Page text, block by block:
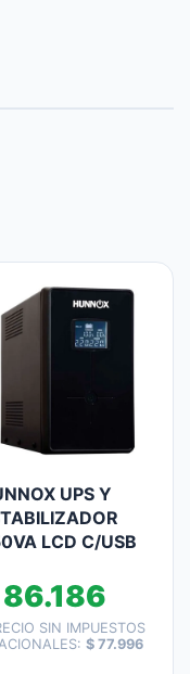
UPS Y
LCD C/USB
86.186
SIN IMPUESTOS
$77.996